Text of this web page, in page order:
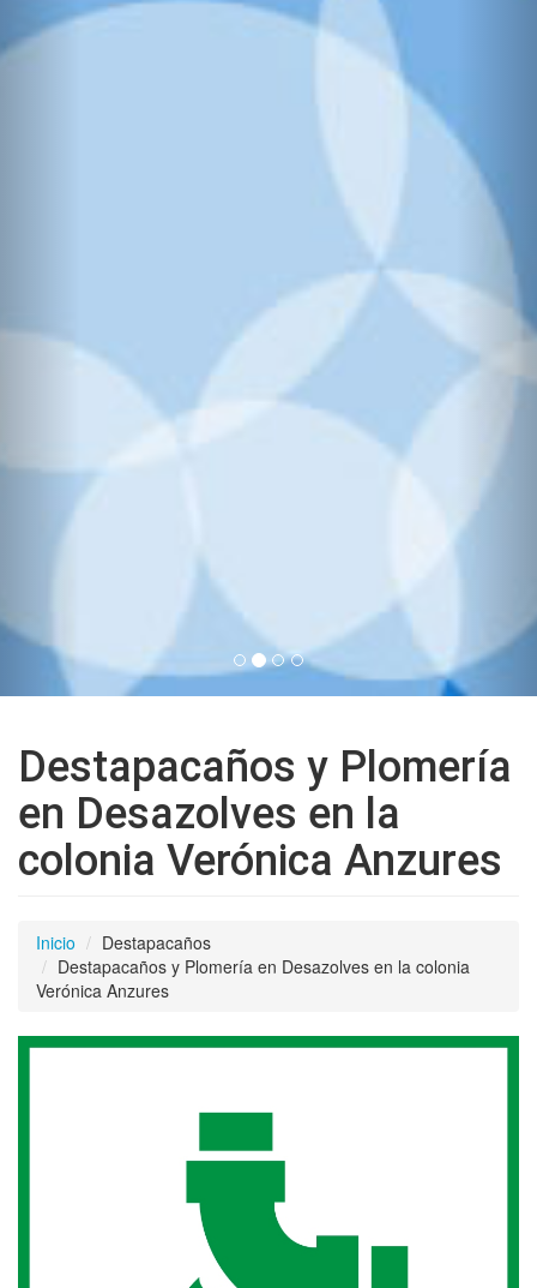
Destapacaños y Plomería
en Desazolves en la
colonia Verónica Anzures
Inicio
Destapacaños
Destapacaños y Plomería en Desazolves en la colonia
Verónica Anzures